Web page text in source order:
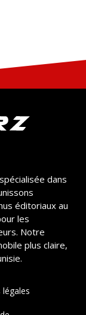
dans
éditoriaux au
les
Notre
plus claire,